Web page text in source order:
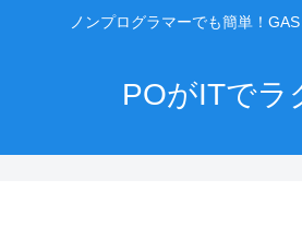
ノンプログラマーでも簡単！
POがITでラ